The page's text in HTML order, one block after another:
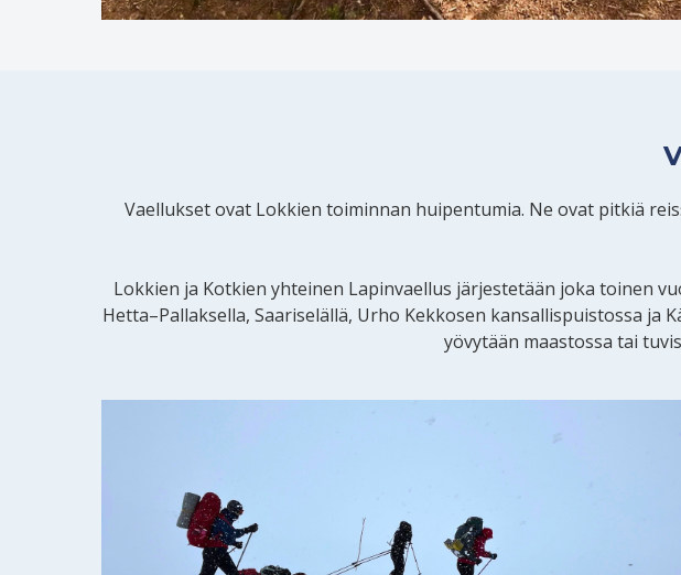
Vaellukset ovat Lokkien toiminnan huipentumia. Ne ovat pitkiä
Lokkien ja Kotkien yhteinen Lapinvaellus järjestetään joka toinen
Hetta–Pallaksella, Saariselällä, Urho Kekkosen kansallispuistossa
yövytään maastossa tai